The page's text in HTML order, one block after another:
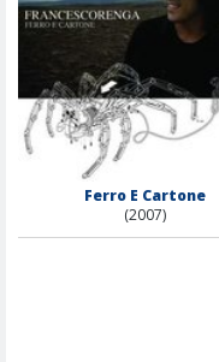
Ferro E Cartone
(2007)